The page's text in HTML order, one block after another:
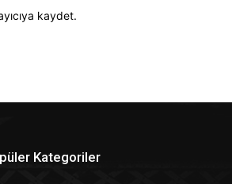
kaydet.
Kategoriler